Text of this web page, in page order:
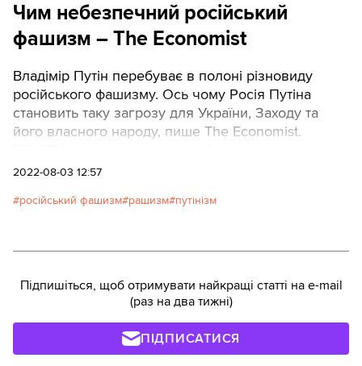
Чим небезпечний російський
фашизм – The Economist
Владімір Путін перебуває в полоні різновиду
російського фашизму. Ось чому Росія Путіна
становить таку загрозу для України, Заходу та
його власного народу, пише The Economist.
2022-08-03 12:57
російський фашизм рашизм путінізм
Підпишіться, щоб отримувати найкращі статті на e-mail
(раз на два тижні)
ПІДПИСАТИСЯ